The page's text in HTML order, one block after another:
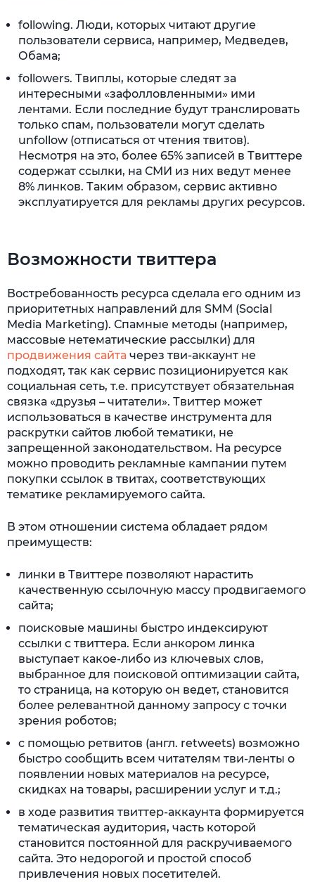
following. Люди, которых читают другие
пользователи сервиса, например, Медведев,
Обама;
followers. Твиплы, которые следят за
интересными «зафолловленными» ими
лентами. Если последние будут транслировать
только спам, пользователи могут сделать
unfollow (отписаться от чтения твитов).
Несмотря на это, более 65% записей в Твиттере
содержат ссылки, на СМИ из них ведут менее
8% линков. Таким образом, сервис активно
эксплуатируется для рекламы других ресурсов.
Возможности твиттера
Востребованность ресурса сделала его одним из
приоритетных направлений для SMM (Social
Media Marketing). Спамные методы (например,
массовые нетематические рассылки) для
продвижения сайта через тви-аккаунт не
подходят, так как сервис позиционируется как
социальная сеть, т.е. присутствует обязательная
связка «друзья – читатели». Твиттер может
использоваться в качестве инструмента для
раскрутки сайтов любой тематики, не
запрещенной законодательством. На ресурсе
можно проводить рекламные кампании путем
покупки ссылок в твитах, соответствующих
тематике рекламируемого сайта.
В этом отношении система обладает рядом
преимуществ:
линки в Твиттере позволяют нарастить
качественную ссылочную массу продвигаемого
сайта;
поисковые машины быстро индексируют
ссылки с твиттера. Если анкором линка
выступает какое-либо из ключевых слов,
выбранное для поисковой оптимизации сайта,
то страница, на которую он ведет, становится
более релевантной данному запросу с точки
зрения роботов;
с помощью ретвитов (англ. retweets) возможно
быстро сообщить всем читателям тви-ленты о
появлении новых материалов на ресурсе,
скидках на товары, расширении услуг и т.д.;
в ходе развития твиттер-аккаунта формируется
тематическая аудитория, часть которой
становится постоянной для раскручиваемого
сайта. Это недорогой и простой способ
привлечения новых посетителей.